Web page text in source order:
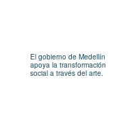
El gobierno de Medellín
apoya la transformación
social a través del arte.